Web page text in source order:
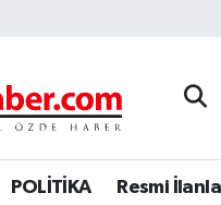
POLİTİKA Resmi